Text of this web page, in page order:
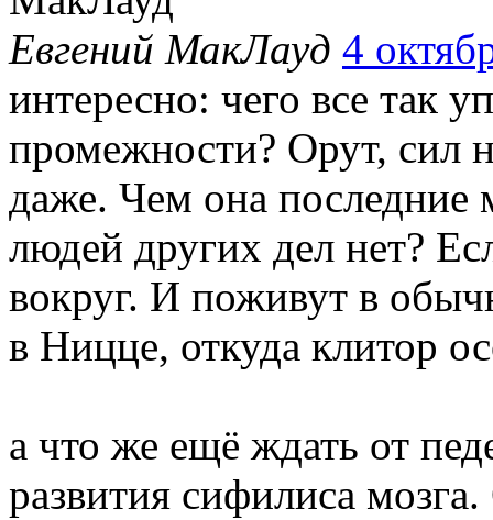
Евгений МакЛауд 4
интересно: чего все так
промежности? Орут, сил
даже. Чем она последние
людей других дел нет?
вокруг. И поживут в
в Ницце, откуда клитор
а что же ещё ждать от
развития сифилиса